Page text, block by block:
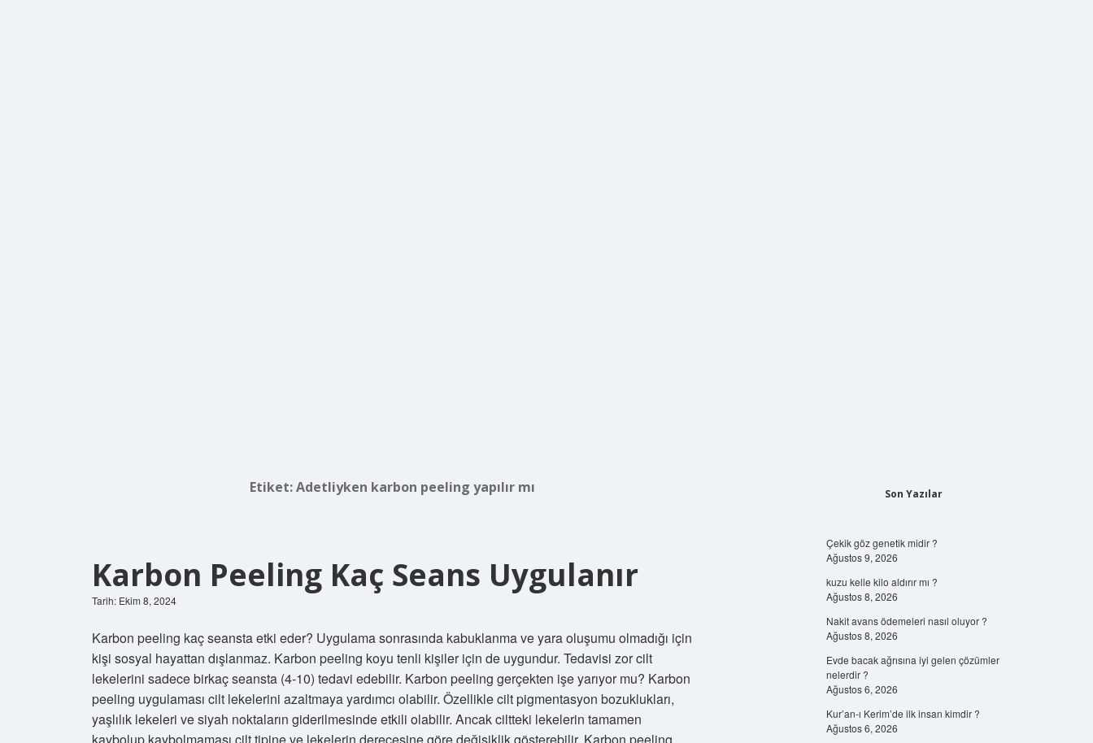
Etiket:Adetliyken karbon peeling yapılır mı
Karbon Peeling Kaç Seans Uygulanır
Tarih: Ekim 8, 2024
Karbon peeling kaç seansta etki eder? Uygulama sonrasında kabuklanma ve yara oluşumu olmadığı için
kişi sosyal hayattan dışlanmaz. Karbon peeling koyu tenli kişiler için de uygundur. Tedavisi zor cilt
lekelerini sadece birkaç seansta (4-10) tedavi edebilir. Karbon peeling gerçekten işe yarıyor mu? Karbon
peeling uygulaması cilt lekelerini azaltmaya yardımcı olabilir. Özellikle cilt pigmentasyon bozuklukları,
yaşlılık lekeleri ve siyah noktaların giderilmesinde etkili olabilir. Ancak ciltteki lekelerin tamamen
Son Yazılar
Çekik göz genetik midir ?
Ağustos 9, 2026
kuzu kelle kilo aldırır mı ?
Ağustos 8, 2026
Nakit avans ödemeleri nasıl oluyor ?
Ağustos 8, 2026
Evde bacak ağrısına iyi gelen çözümler
nelerdir ?
Ağustos 6, 2026
Kur’an-ı Kerim’de ilk insan kimdir ?
Ağustos 6, 2026